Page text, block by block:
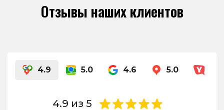
Отзывы наших клиентов
4.9 5.0 4.6 5.0
4.9 из 5